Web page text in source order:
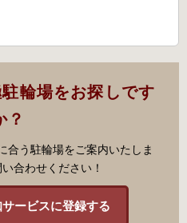
輪場をお探しです
？
合う駐輪場をご案内いたしま
合わせください！
ービスに登録する